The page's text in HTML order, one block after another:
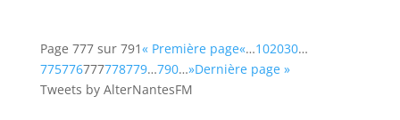
Page 777 sur 791« Première page«…102030…
775776777778779…790…»Dernière page »
Tweets by AlterNantesFM